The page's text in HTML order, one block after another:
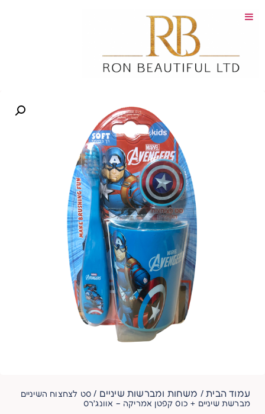
עמוד הבית/ משחות ומברשות שיניים / סט לצחצוח השיניים
מברשת שיניים + כוס קפטן אמריקה – אוונג׳רס